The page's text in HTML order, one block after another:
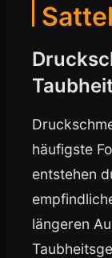
häufigste
entstehen
längeren